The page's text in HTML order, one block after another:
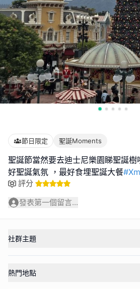
節日限定 聖誕Moments
聖誕節當然要去迪士尼樂園睇聖誕
好聖誕氣氛 ，最好食埋聖誕大餐
評分
發表第一個留言...
社群主題
熱門地點